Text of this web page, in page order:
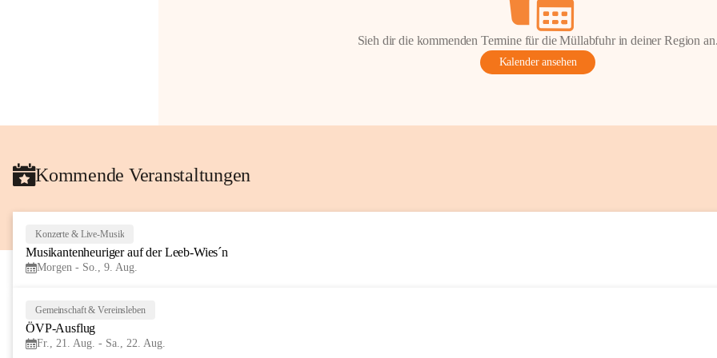
Sieh dir die kommenden Termine für die Müllabfuhr in deiner Region an.
Kalender ansehen
Kommende Veranstaltungen
Konzerte & Live-Musik
Musikantenheuriger auf der Leeb-Wies´n
Morgen - So., 9. Aug.
Gemeinschaft & Vereinsleben
ÖVP-Ausflug
Fr., 21. Aug. - Sa., 22. Aug.